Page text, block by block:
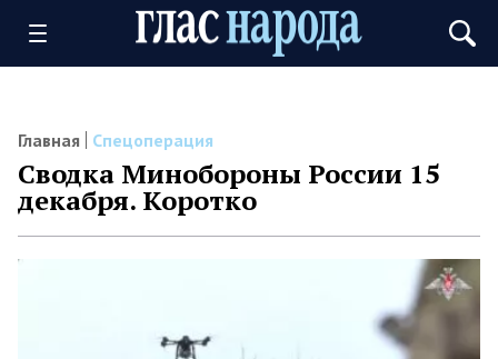
Главная Спецоперация
Сводка Минобороны России 15
декабря. Коротко